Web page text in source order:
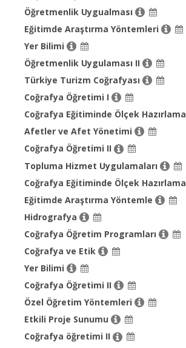
Öğretmenlik Uygualması
Eğitimde Araştırma Yöntemleri
Yer Bilimi
Öğretmenlik Uygulaması II
Türkiye Turizm Coğrafyası
Coğrafya Öğretimi I
Coğrafya Eğitiminde Ölçek Hazırlama
Afetler ve Afet Yönetimi
Coğrafya Öğretimi II
Topluma Hizmet Uygulamaları
Coğrafya Eğitiminde Ölçek Hazırlama
Eğitimde Araştırma Yöntemle
Hidrografya
Coğrafya Öğretim Programları
Coğrafya ve Etik
Yer Bilimi
Coğrafya Öğretimi II
Özel Öğretim Yöntemleri
Etkili Proje Sunumu
Coğrafya öğretimi II